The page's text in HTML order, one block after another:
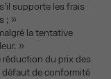
supporte les frais
; »
la tentative
»
du prix des
défaut de conformité